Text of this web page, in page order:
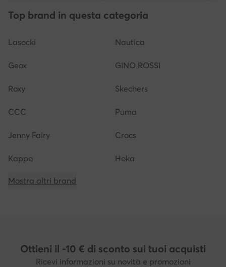
Top brand in questa categoria
Lasocki Nautica
Geox GINO ROSSI
Roxy Skechers
CCC Puma
Jenny Fairy Crocs
Kappa Hoka
Mostra altri brand
Ottieni il -10 € di sconto sui tuoi acquisti
Ricevi informazioni su novità e promozioni